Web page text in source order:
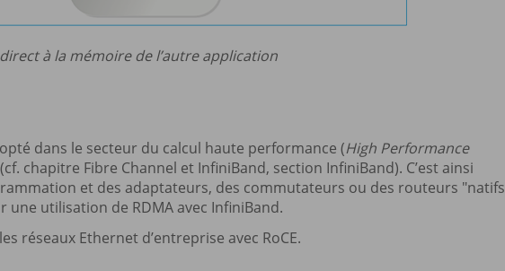
à la mémoire de l’autre application
dans le secteur du calcul haute performance (High Performance
chapitre Fibre Channel et InfiniBand, section InfiniBand). C’est ainsi
et des adaptateurs, des commutateurs ou des routeurs "natifs
une utilisation de RDMA avec InfiniBand.
réseaux Ethernet d’entreprise avec RoCE.